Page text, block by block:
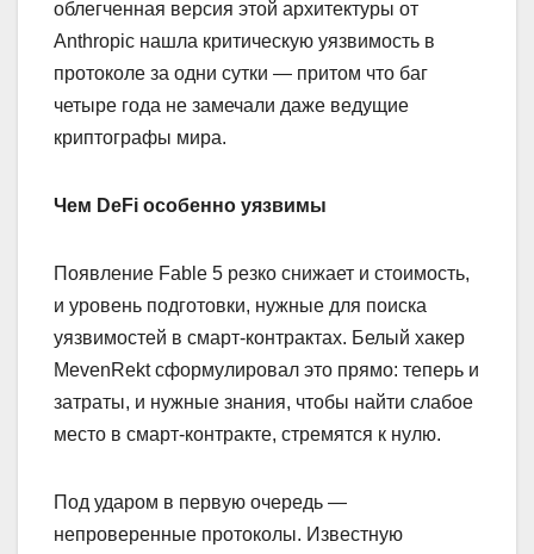
облегченная версия этой архитектуры от
Anthropic нашла критическую уязвимость в
протоколе за одни сутки — притом что баг
четыре года не замечали даже ведущие
криптографы мира.
Чем DeFi особенно уязвимы
Появление Fable 5 резко снижает и стоимость,
и уровень подготовки, нужные для поиска
уязвимостей в смарт-контрактах. Белый хакер
MevenRekt сформулировал это прямо: теперь и
затраты, и нужные знания, чтобы найти слабое
место в смарт-контракте, стремятся к нулю.
Под ударом в первую очередь —
непроверенные протоколы. Известную